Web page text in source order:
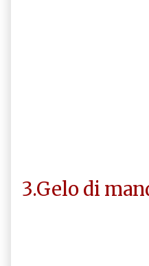
3.Gelo di